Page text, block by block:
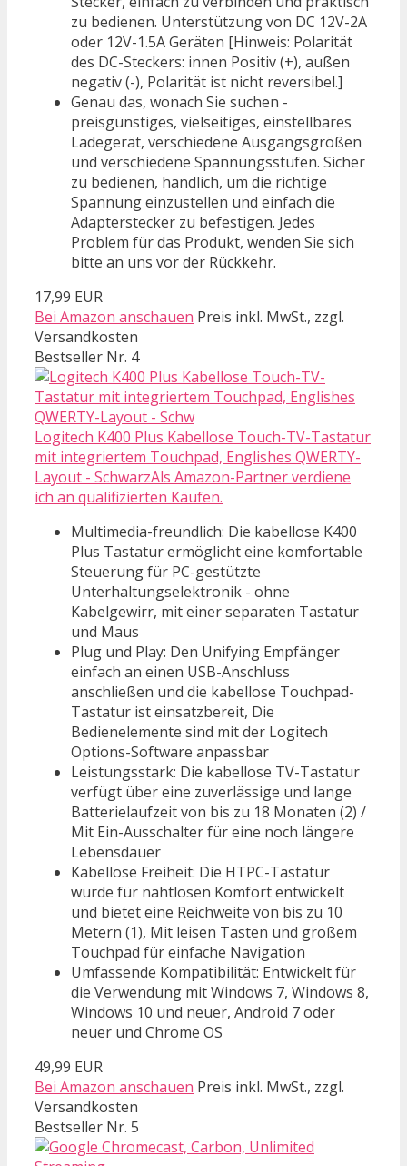
zu bedienen. Unterstützung von DC 12V-2A
oder 12V-1.5A Geräten [Hinweis: Polarität
des DC-Steckers: innen Positiv (+), außen
negativ (-), Polarität ist nicht reversibel.]
Genau das, wonach Sie suchen -
preisgünstiges, vielseitiges, einstellbares
Ladegerät, verschiedene Ausgangsgrößen
und verschiedene Spannungsstufen. Sicher
zu bedienen, handlich, um die richtige
Spannung einzustellen und einfach die
Adapterstecker zu befestigen. Jedes
Problem für das Produkt, wenden Sie sich
bitte an uns vor der Rückkehr.
17,99 EUR
Bei Amazon anschauen Preis inkl. MwSt., zzgl.
Versandkosten
Bestseller Nr. 4
Logitech K400 Plus Kabellose Touch-TV-Tastatur
mit integriertem Touchpad, Englishes QWERTY-
Layout - SchwarzAls Amazon-Partner verdiene
ich an qualifizierten Käufen.
Multimedia-freundlich: Die kabellose K400
Plus Tastatur ermöglicht eine komfortable
Steuerung für PC-gestützte
Unterhaltungselektronik - ohne
Kabelgewirr, mit einer separaten Tastatur
und Maus
Plug und Play: Den Unifying Empfänger
einfach an einen USB-Anschluss
anschließen und die kabellose Touchpad-
Tastatur ist einsatzbereit, Die
Bedienelemente sind mit der Logitech
Options-Software anpassbar
Leistungsstark: Die kabellose TV-Tastatur
verfügt über eine zuverlässige und lange
Batterielaufzeit von bis zu 18 Monaten (2) /
Mit Ein-Ausschalter für eine noch längere
Lebensdauer
Kabellose Freiheit: Die HTPC-Tastatur
wurde für nahtlosen Komfort entwickelt
und bietet eine Reichweite von bis zu 10
Metern (1), Mit leisen Tasten und großem
Touchpad für einfache Navigation
Umfassende Kompatibilität: Entwickelt für
die Verwendung mit Windows 7, Windows 8,
Windows 10 und neuer, Android 7 oder
neuer und Chrome OS
49,99 EUR
Bei Amazon anschauen Preis inkl. MwSt., zzgl.
Versandkosten
Bestseller Nr. 5